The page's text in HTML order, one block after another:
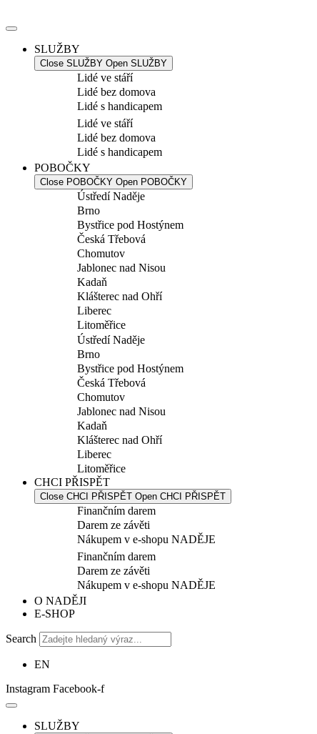
k
SLUŽBY
Close SLUŽBY Open SLUŽBY
Lidé ve stáří
Lidé bez domova
Lidé s handicapem
Lidé ve stáří
Lidé bez domova
Lidé s handicapem
POBOČKY
Close POBOČKY Open POBOČKY
Ústředí Naděje
Brno
Bystřice pod Hostýnem
Česká Třebová
Chomutov
Jablonec nad Nisou
Kadaň
Klášterec nad Ohří
Liberec
Litoměřice
Ústředí Naděje
Brno
Bystřice pod Hostýnem
Česká Třebová
Chomutov
Jablonec nad Nisou
Kadaň
Klášterec nad Ohří
Liberec
Litoměřice
CHCI PŘISPĚT
Close CHCI PŘISPĚT Open CHCI PŘISPĚT
Finančním darem
Darem ze závěti
Nákupem v e-shopu NADĚJE
Finančním darem
Darem ze závěti
Nákupem v e-shopu NADĚJE
O NADĚJI
E-SHOP
Search
EN
Instagram Facebook-f
SLUŽBY